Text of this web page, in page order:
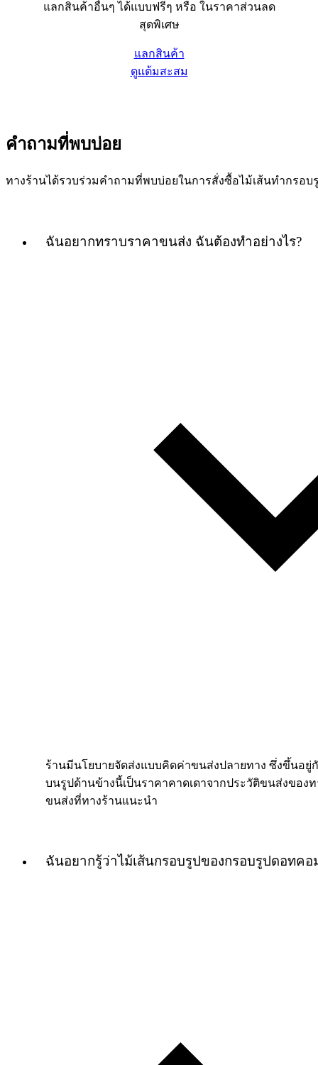
แลกสินค้าอื่นๆ ได้แบบฟรีๆ หรือ ในราคาส่วนลด
สุดพิเศษ
แลกสินค้า
ดูแต้มสะสม
คำถามที่พบบ่อย
ทางร้านได้รวบร่วมคำถามที่พบบ่อยในการสั่งซื้อไม้เส้นทำกรอ
ฉันอยากทราบราคาขนส่ง ฉันต้องทำอย่างไร?
ร้านมีนโยบายจัดส่งแบบคิดค่าขนส่งปลายทาง ซึ่งขึ้นอ
บนรูปด้านข้างนี้เป็นราคาคาดเดาจากประวัติขนส่งของ
ขนส่งที่ทางร้านแนะนำ
ฉันอยากรู้ว่าไม้เส้นกรอบรูปของกรอบรูปดอทคอ